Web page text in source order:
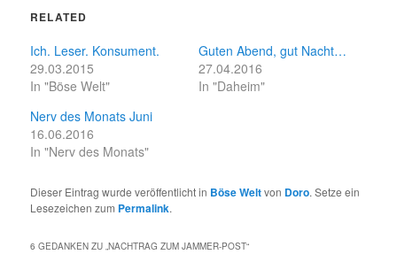
RELATED
Ich. Leser. Konsument.
29.03.2015
In "Böse Welt"
Guten Abend, gut Nacht…
27.04.2016
In "Daheim"
Nerv des Monats Juni
16.06.2016
In "Nerv des Monats"
Dieser Eintrag wurde veröffentlicht in Böse Weltvon Doro. Setze ein
Lesezeichen zum Permalink.
6 GEDANKEN ZU „NACHTRAG ZUM JAMMER-POST“